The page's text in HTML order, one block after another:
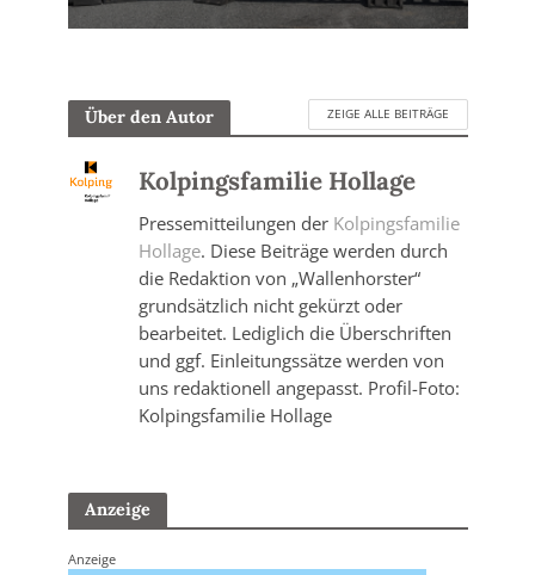
Über den Autor ZEIGE ALLE BEITRÄGE
Kolpingsfamilie Hollage
Pressemitteilungen der Kolpingsfamilie
Hollage. Diese Beiträge werden durch
die Redaktion von „Wallenhorster“
grundsätzlich nicht gekürzt oder
bearbeitet. Lediglich die Überschriften
und ggf. Einleitungssätze werden von
uns redaktionell angepasst. Profil-Foto:
Kolpingsfamilie Hollage
Anzeige
Anzeige